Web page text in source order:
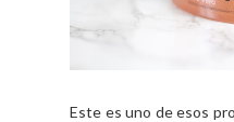
Este es uno de esos